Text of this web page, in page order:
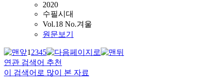
2020
수필시대
Vol.18 No.겨울
원문보기
12345
연관 검색어 추천
이 검색어로 많이 본 자료